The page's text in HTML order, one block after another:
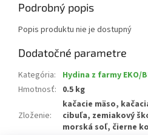
Podrobný popis
Popis produktu nie je dostupný
Dodatočné parametre
Kategória:
Hydina z farmy EKO/
Hmotnosť: 0.5 kg
Zloženie:
kačacie mäso,
cibuľa, zemiakový
morská soľ, čierne